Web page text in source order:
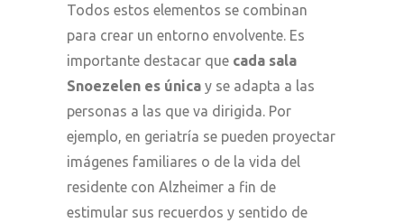
Todos estos elementos se combinan
para crear un entorno envolvente. Es
importante destacar que cada sala
Snoezelen es única y se adapta a las
personas a las que va dirigida. Por
ejemplo, en geriatría se pueden proyectar
imágenes familiares o de la vida del
residente con Alzheimer a fin de
estimular sus recuerdos y sentido de